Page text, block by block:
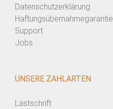
Datenschutzerklärung
Haftungsübernahmegarantie
Support
Jobs
UNSERE ZAHLARTEN
Lastschrift